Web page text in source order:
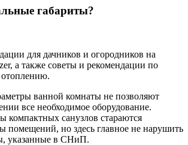
габариты?
для дачников и огородников на
а также советы и рекомендации по
ванной комнаты не позволяют
все необходимое оборудование.
компактных санузлов стараются
помещений, но здесь главное не нарушить
указанные в СНиП.